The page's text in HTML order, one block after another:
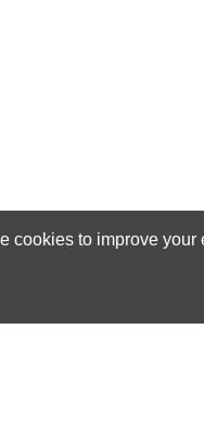
cookies to improve